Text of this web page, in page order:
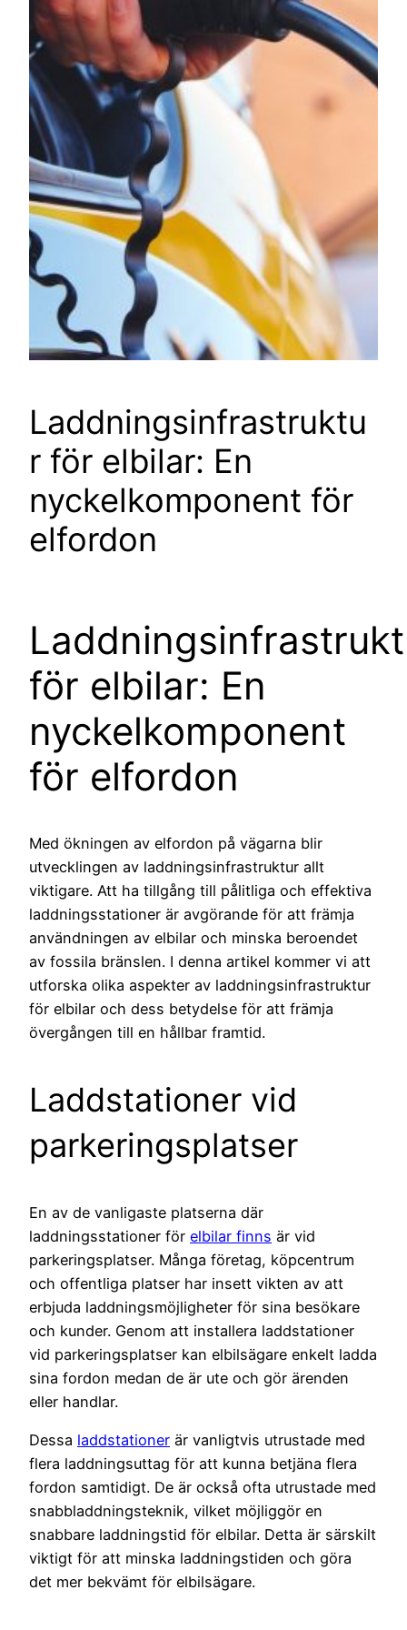
Laddningsinfrastruktu
r för elbilar: En
nyckelkomponent för
elfordon
för elbilar: En
nyckelkomponent
för elfordon
Med ökningen av elfordon på vägarna blir
utvecklingen av laddningsinfrastruktur allt
viktigare. Att ha tillgång till pålitliga och effektiva
laddningsstationer är avgörande för att främja
användningen av elbilar och minska beroendet
av fossila bränslen. I denna artikel kommer vi att
utforska olika aspekter av laddningsinfrastruktur
för elbilar och dess betydelse för att främja
övergången till en hållbar framtid.
Laddstationer vid
parkeringsplatser
En av de vanligaste platserna där
laddningsstationer för elbilar finns är vid
parkeringsplatser. Många företag, köpcentrum
och offentliga platser har insett vikten av att
erbjuda laddningsmöjligheter för sina besökare
och kunder. Genom att installera laddstationer
vid parkeringsplatser kan elbilsägare enkelt ladda
sina fordon medan de är ute och gör ärenden
eller handlar.
Dessa laddstationer är vanligtvis utrustade med
flera laddningsuttag för att kunna betjäna flera
fordon samtidigt. De är också ofta utrustade med
snabbladdningsteknik, vilket möjliggör en
snabbare laddningstid för elbilar. Detta är särskilt
viktigt för att minska laddningstiden och göra
det mer bekvämt för elbilsägare.